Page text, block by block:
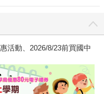
活動、2026/8/23前買國中